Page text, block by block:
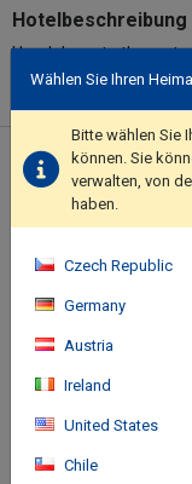
Hotelbeschreibung
Head down to the
take advantage of
include complimentary
site, and tour/ticket
cleaning/laundry
staff. A roundtrip
(available 24 hours),
available onsite..
Standort des
Wählen Sie Ihren
Bitte wählen Sie
können. Sie
verwalten, von
haben.
Czech Republic
Germany
Austria
Ireland
United States
Chile